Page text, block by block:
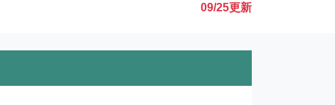
09/25更新